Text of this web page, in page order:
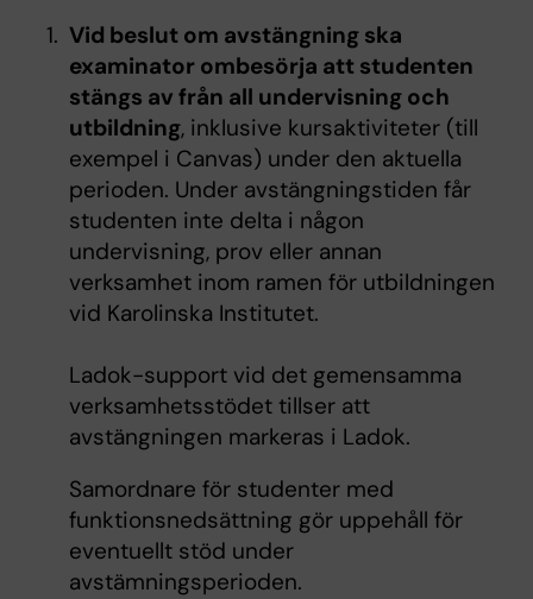
Vid beslut om avstängning ska
examinator ombesörja att studenten
stängs av från all undervisning och
utbildning, inklusive kursaktiviteter (till
exempel i Canvas) under den aktuella
perioden. Under avstängningstiden får
studenten inte delta i någon
undervisning, prov eller annan
verksamhet inom ramen för utbildningen
vid Karolinska Institutet.
Ladok-support vid det gemensamma
verksamhetsstödet tillser att
avstängningen markeras i Ladok.
Samordnare för studenter med
funktionsnedsättning gör uppehåll för
eventuellt stöd under
avstämningsperioden.